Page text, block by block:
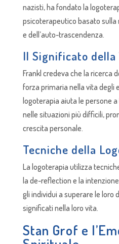
nazisti, ha fondato la
psicoterapeutico basato sulla
e dell’auto-trascendenza.
Il Significato della
Frankl credeva che la ricerca
forza primaria nella vita degli
logoterapia aiuta le persone
nelle situazioni più difficili,
crescita personale.
Tecniche della
La logoterapia utilizza
la de-reflection e la
gli individui a superare le loro
significati nella loro vita.
Stan Grof e